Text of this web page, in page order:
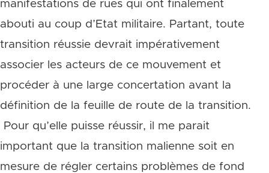
manifestations de rues qui ont finalement
abouti au coup d’Etat militaire. Partant, toute
transition réussie devrait impérativement
associer les acteurs de ce mouvement et
procéder à une large concertation avant la
définition de la feuille de route de la transition.
Pour qu’elle puisse réussir, il me parait
important que la transition malienne soit en
mesure de régler certains problèmes de fond